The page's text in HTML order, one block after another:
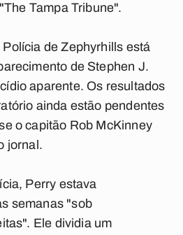
Tampa Tribune".
de Zephyrhills está
de Stephen J.
aparente. Os resultados
ainda estão pendentes
o capitão Rob McKinney
jornal.
Perry estava
semanas "sob
Ele dividia um